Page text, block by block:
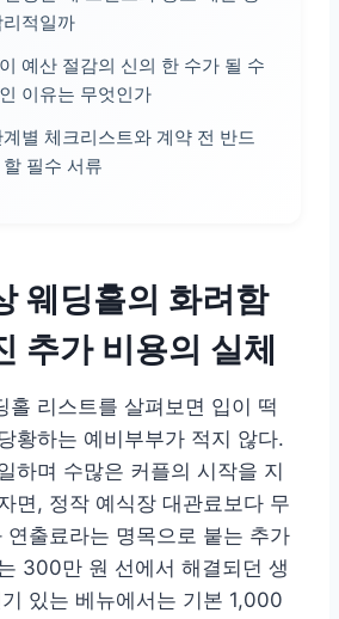
적일까
예산 절감의 신의 한 수가 될 수
이유는 무엇인가
별 체크리스트와 계약 전 반드
필수 서류
웨딩홀의 화려함
추가 비용의 실체
홀 리스트를 살펴보면 입이 떡
황하는 예비부부가 적지 않다.
하며 수많은 커플의 시작을 지
면, 정작 예식장 대관료보다 무
연출료라는 명목으로 붙는 추가
300만 원 선에서 해결되던 생
있는 베뉴에서는 기본 1,000